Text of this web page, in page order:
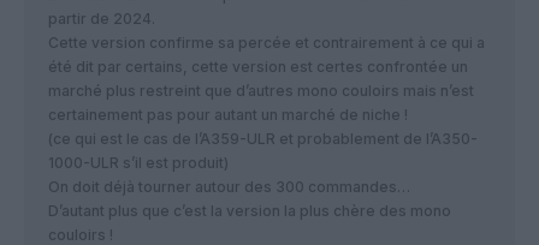
partir de 2024.
Cette version confirme sa percée et contrairement à ce qui a
été dit par certains, cette version est certes confrontée un
marché plus restreint que d’autres mono couloirs mais n’est
certainement pas pour autant un marché de niche !
(ce qui est le cas de l’A359-ULR et probablement de l’A350-
1000-ULR s’il est produit)
On doit déjà tourner autour des 300 commandes…
D’autant plus que c’est la version la plus chère des mono
couloirs !